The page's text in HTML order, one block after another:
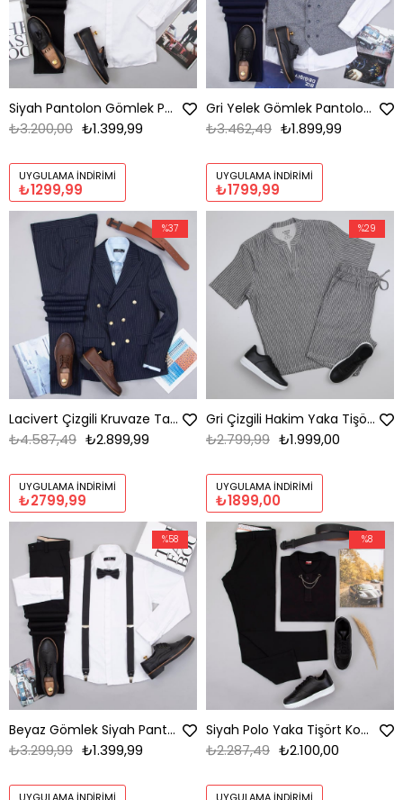
Siyah Pantolon Gömlek Papyon Ayakkabı Kombin
₺1.399,99
₺3.200,00
UYGULAMA İNDIRIMI
₺1299,99
Gri Yelek Gömlek Pantolon Ayakkabı Kombin
₺1.899,99
₺3.462,49
UYGULAMA İNDIRIMI
₺1799,99
Lacivert Çizgili Kruvaze Takım Elbise Kombini Erkek | Slim Fit Şık Komple Set
₺2.899,99
₺4.587,49
UYGULAMA İNDIRIMI
₺2799,99
%37
Gri Çizgili Hakim Yaka Tişört Şort Ayakkabı Kombini
₺1.999,00
₺2.799,99
UYGULAMA İNDIRIMI
₺1899,00
%29
Beyaz Gömlek Siyah Pantolon Papyon Askı Ayakkabı Kombin
₺1.399,99
₺3.299,99
%58
Siyah Polo Yaka Tişört Kombini Erkek | Slim Fit Şık Komple Set
₺2.100,00
₺2.287,49
%8